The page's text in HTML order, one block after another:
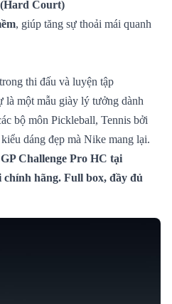
Court)
, giúp tăng sự thoải mái quanh
thi đấu và luyện tập
là một mẫu giày lý tưởng dành
bộ môn Pickleball, Tennis bởi
dáng đẹp mà Nike mang lại.
Challenge Pro HC tại
hãng. Full box, đầy đủ